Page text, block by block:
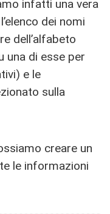
infatti una vera
dei nomi
dell’alfabeto
una di esse per
e le
sulla
creare un
le informazioni